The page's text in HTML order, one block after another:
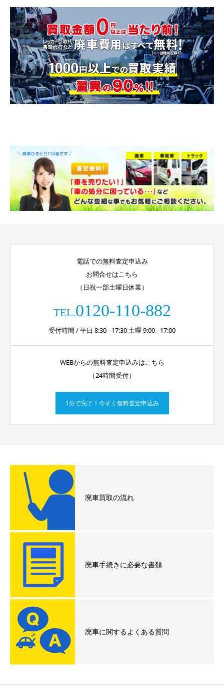
電話での無料査定申込み
お問合せはこちら
（日祝一部土曜日休業）
TEL.0120-110-882
受付時間 / 平日 8:30 - 17:30 土曜 9:00 - 17:00
WEBからの無料査定申込みはこちら
（24時間受付）
1分で完了！今すぐ無料査定申込み
廃車買取の流れ
廃車手続きに必要な書類
廃車に関するよくある質問